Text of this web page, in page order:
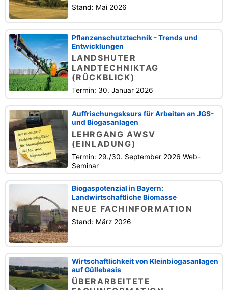
Stand: Mai 2026
Pflanzenschutztechnik - Trends und
Entwicklungen
LANDSHUTER
LANDTECHNIKTAG
(RÜCKBLICK)
Termin: 30. Januar 2026
Auffrischungsksurs für Arbeiten an JGS-
und Biogasanlagen
LEHRGANG AWSV
(EINLADUNG)
Termin: 29./30. September 2026 Web-
Seminar
Biogaspotenzial in Bayern:
Landwirtschaftliche Biomasse
NEUE FACHINFORMATION
Stand: März 2026
Wirtschaftlichkeit von Kleinbiogasanlagen
auf Güllebasis
ÜBERARBEITETE